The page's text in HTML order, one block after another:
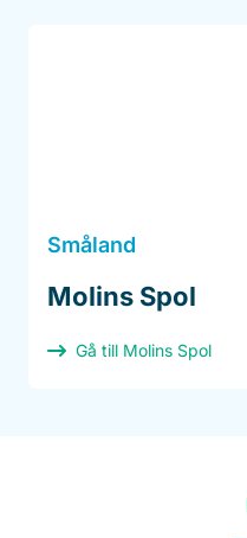
Småland
Molins Spol
Gå till Molins Spol